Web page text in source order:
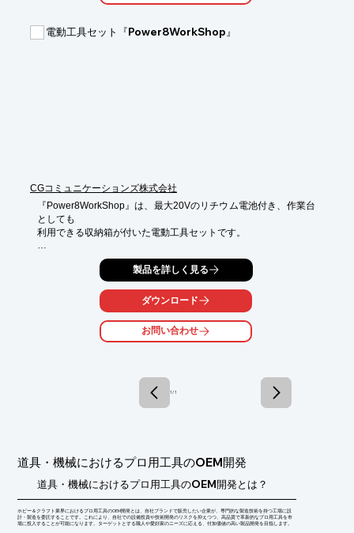
電動工具セット『Power8WorkShop』
CGコミュニケーションズ株式会社
『Power8WorkShop』は、最大20Vのリチウム電池付き、作業台
としても
利用できる収納箱が付いた電動工具セットです。
2速のトランスミッションと21のポジションのクラッチで、全て
必要なトルクを処理する「13mm ハンマードリル/ドライバー」を
「丸ノコ」や「糸ノコ」などがセット。
折り畳み可能な工具バッグは安全な保管と優れたスペース効率を
■作業台から取り外し可能な充電器
■拡張可能な工具用バッグ
さい。
製品を詳しく見る
ダウンロード
お問い合わせ
1 / 1
道具・機械におけるプロ用工具のOEM開発
道具・機械におけるプロ用工具のOEM開発とは？
ホビー＆クラフト業界におけるプロ用工具のOEM開発とは、自社ブランドで販売したい企業が、専門的な製造技術を持つ工場に設
計・製造を委託することです。これにより、自社での設備投資や技術開発のリスクを抑えつつ、高品質で革新的なプロ用工具を市
場に投入することが可能になります。ターゲットとする職人や愛好家のニーズに応える、付加価値の高い製品開発を目指します。